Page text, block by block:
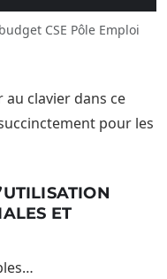
CSE Pôle Emploi
clavier dans ce
pour les
ET